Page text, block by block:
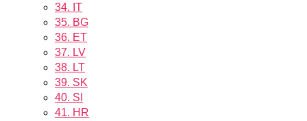
34. IT
35. BG
36. ET
37. LV
38. LT
39. SK
40. SI
41. HR